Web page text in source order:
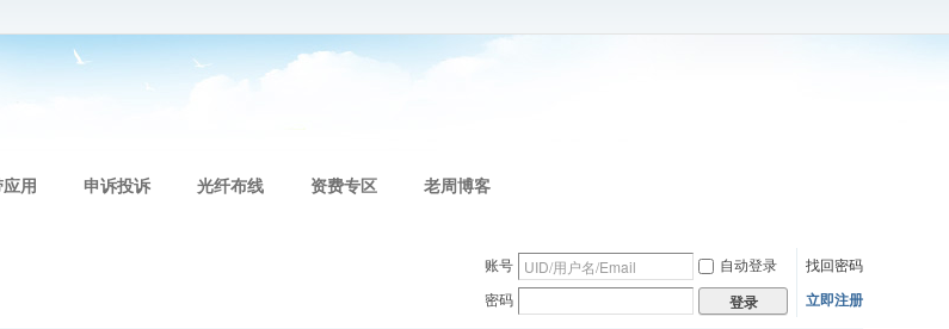
用 申诉投诉 光纤布线 资费专区 老周博客
账号 自动登录
找回密码
密码
登录 立即注册